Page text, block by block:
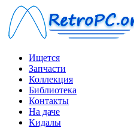
Ищется
Запчасти
Коллекция
Библиотека
Контакты
На даче
Кидалы